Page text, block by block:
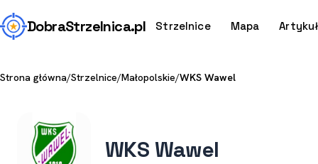
DobraStrzelnica.pl Strzelnice Mapa
Strona główna/Strzelnice/Małopolskie/WKS Wawel
WKS Wawel